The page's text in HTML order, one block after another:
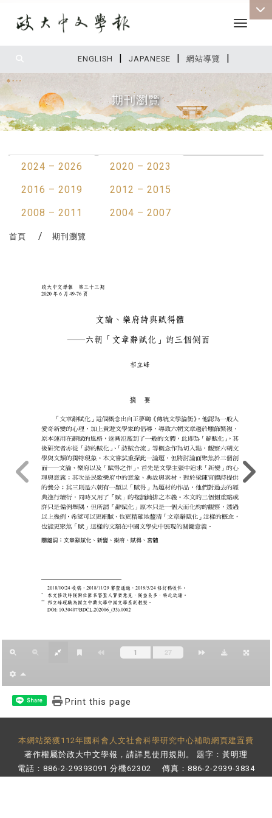
ENGLISH | JAPANESE | 網站導覽 |
Toggle
期刊瀏覽
2024 – 2026
2020 – 2023
2016 – 2019
2012 – 2015
2008 – 2011
2004 – 2007
首頁 期刊瀏覽
Share Print this page
本網站榮獲112年國科會人文社會科學研究中心補助網頁建置費
著作權屬於政大中文學報，請詳見使用規則 。 題字：黃明理
電話：886-2-29393091 分機62302 傳真：886-2-2939-3834